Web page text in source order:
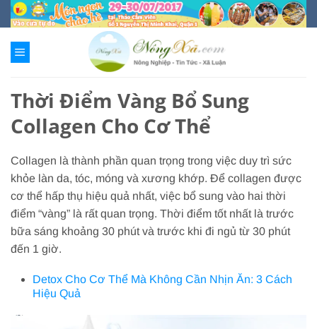
Chuyển
đến
nội
dung
Thời Điểm Vàng Bổ Sung
Collagen Cho Cơ Thể
Collagen là thành phần quan trọng trong việc duy trì sức
khỏe làn da, tóc, móng và xương khớp. Để collagen được
cơ thể hấp thụ hiệu quả nhất, việc bổ sung vào hai thời
điểm “vàng” là rất quan trọng. Thời điểm tốt nhất là trước
bữa sáng khoảng 30 phút và trước khi đi ngủ từ 30 phút
đến 1 giờ.
Detox Cho Cơ Thể Mà Không Cần Nhịn Ăn: 3 Cách
Hiệu Quả